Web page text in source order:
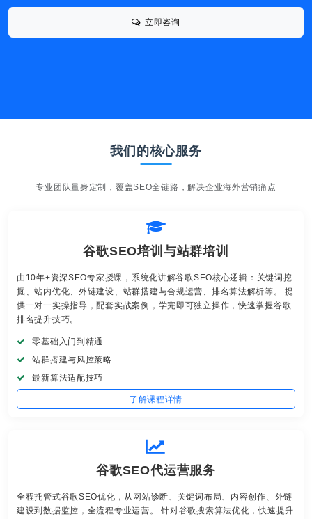
立即咨询
我们的核心服务
专业团队量身定制，覆盖SEO全链路，解决企业海外营销痛点
谷歌SEO培训与站群培训
由10年+资深SEO专家授课，系统化讲解谷歌SEO核心逻辑：关键词挖
掘、站内优化、外链建设、站群搭建与合规运营、排名算法解析等。 提
供一对一实操指导，配套实战案例，学完即可独立操作，快速掌握谷歌
排名提升技巧。
零基础入门到精通
站群搭建与风控策略
最新算法适配技巧
了解课程详情
谷歌SEO代运营服务
全程托管式谷歌SEO优化，从网站诊断、关键词布局、内容创作、外链
建设到数据监控，全流程专业运营。 针对谷歌搜索算法优化，快速提升